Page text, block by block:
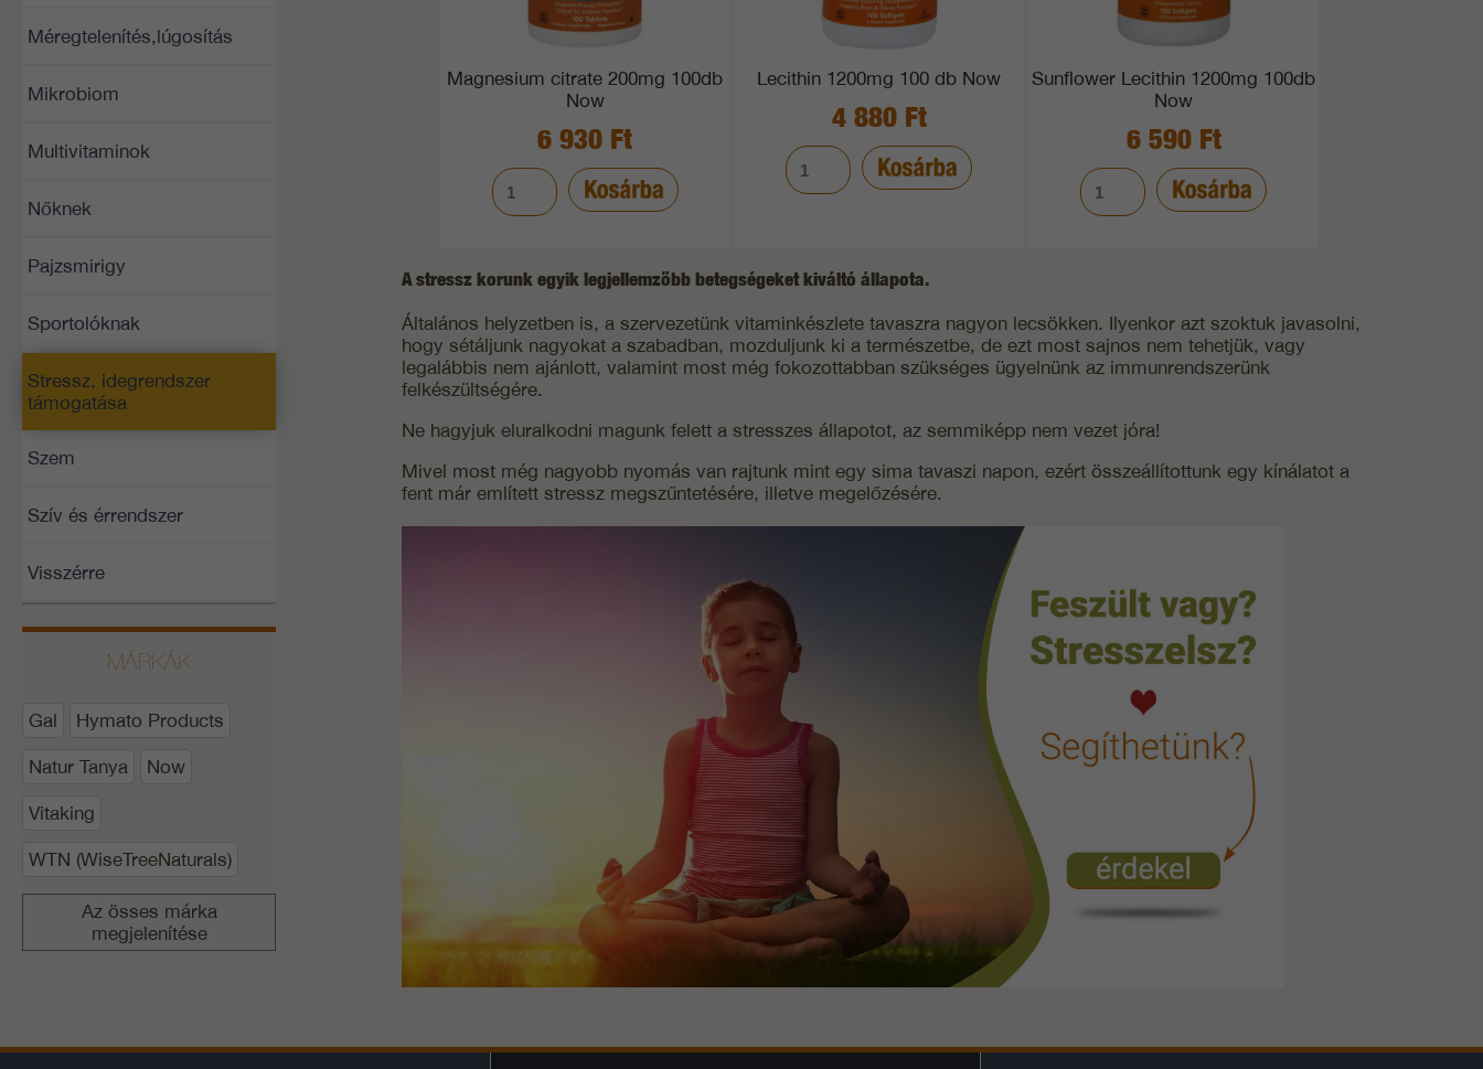
Méregtelenítés,lúgosítás
Mikrobiom
Multivitaminok
Nőknek
Pajzsmirigy
Sportolóknak
Stressz, idegrendszer
támogatása
Szem
Szív és érrendszer
Visszérre
MÁRKÁK
Gal Hymato Products
Natur Tanya Now
Vitaking
WTN (WiseTreeNaturals)
Az össes márka
megjelenítése
Magnesium citrate 200mg 100db
Now
6 930 Ft
Lecithin 1200mg 100 db Now
4 880 Ft
Sunflower Lecithin 1200mg 100db
Now
6 590 Ft
A stressz korunk egyik legjellemzőbb betegségeket kiváltó állapota.
Általános helyzetben is, a szervezetünk vitaminkészlete tavaszra nagyon lecsökken. Ilyenkor azt szoktuk javasolni,
hogy sétáljunk nagyokat a szabadban, mozduljunk ki a természetbe, de ezt most sajnos nem tehetjük, vagy
legalábbis nem ajánlott, valamint most még fokozottabban szükséges ügyelnünk az immunrendszerünk
felkészültségére.
Ne hagyjuk eluralkodni magunk felett a stresszes állapotot, az semmiképp nem vezet jóra!
Mivel most még nagyobb nyomás van rajtunk mint egy sima tavaszi napon, ezért összeállítottunk egy kínálatot a
fent már említett stressz megszűntetésére, illetve megelőzésére.